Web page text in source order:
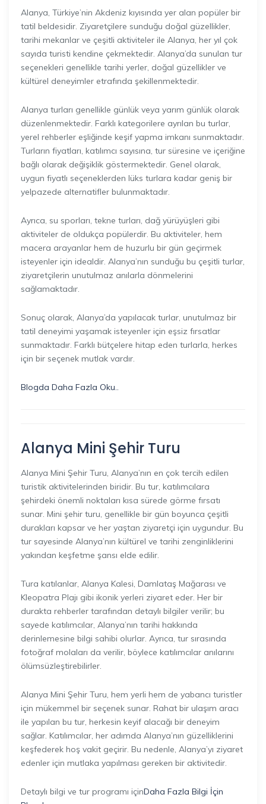
Alanya, Türkiye’nin Akdeniz kıyısında yer alan popüler bir
tatil beldesidir. Ziyaretçilere sunduğu doğal güzellikler,
tarihi mekanlar ve çeşitli aktiviteler ile Alanya, her yıl çok
sayıda turisti kendine çekmektedir. Alanya’da sunulan tur
seçenekleri genellikle tarihi yerler, doğal güzellikler ve
kültürel deneyimler etrafında şekillenmektedir.
Alanya turları genellikle günlük veya yarım günlük olarak
düzenlenmektedir. Farklı kategorilere ayrılan bu turlar,
yerel rehberler eşliğinde keşif yapma imkanı sunmaktadır.
Turların fiyatları, katılımcı sayısına, tur süresine ve içeriğine
bağlı olarak değişiklik göstermektedir. Genel olarak,
uygun fiyatlı seçeneklerden lüks turlara kadar geniş bir
yelpazede alternatifler bulunmaktadır.
Ayrıca, su sporları, tekne turları, dağ yürüyüşleri gibi
aktiviteler de oldukça popülerdir. Bu aktiviteler, hem
macera arayanlar hem de huzurlu bir gün geçirmek
isteyenler için idealdir. Alanya’nın sunduğu bu çeşitli turlar,
ziyaretçilerin unutulmaz anılarla dönmelerini
sağlamaktadır.
Sonuç olarak, Alanya’da yapılacak turlar, unutulmaz bir
tatil deneyimi yaşamak isteyenler için eşsiz fırsatlar
sunmaktadır. Farklı bütçelere hitap eden turlarla, herkes
için bir seçenek mutlak vardır.
Blogda Daha Fazla Oku..
Alanya Mini Şehir Turu
Alanya Mini Şehir Turu, Alanya’nın en çok tercih edilen
turistik aktivitelerinden biridir. Bu tur, katılımcılara
şehirdeki önemli noktaları kısa sürede görme fırsatı
sunar. Mini şehir turu, genellikle bir gün boyunca çeşitli
durakları kapsar ve her yaştan ziyaretçi için uygundur. Bu
tur sayesinde Alanya’nın kültürel ve tarihi zenginliklerini
yakından keşfetme şansı elde edilir.
Tura katılanlar, Alanya Kalesi, Damlataş Mağarası ve
Kleopatra Plajı gibi ikonik yerleri ziyaret eder. Her bir
durakta rehberler tarafından detaylı bilgiler verilir; bu
sayede katılımcılar, Alanya’nın tarihi hakkında
derinlemesine bilgi sahibi olurlar. Ayrıca, tur sırasında
fotoğraf molaları da verilir, böylece katılımcılar anılarını
ölümsüzleştirebilirler.
Alanya Mini Şehir Turu, hem yerli hem de yabancı turistler
için mükemmel bir seçenek sunar. Rahat bir ulaşım aracı
ile yapılan bu tur, herkesin keyif alacağı bir deneyim
sağlar. Katılımcılar, her adımda Alanya’nın güzelliklerini
keşfederek hoş vakit geçirir. Bu nedenle, Alanya’yı ziyaret
edenler için mutlaka yapılması gereken bir aktivitedir.
Detaylı bilgi ve tur programı içinDaha Fazla Bilgi İçin